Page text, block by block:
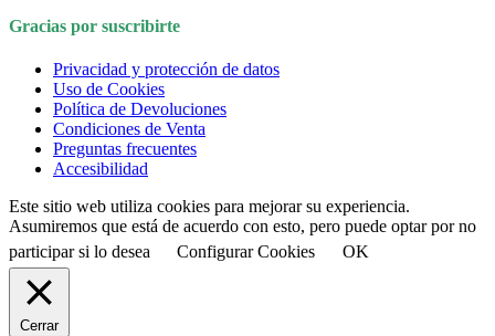
Gracias por suscribirte
Privacidad y protección de datos
Uso de Cookies
Política de Devoluciones
Condiciones de Venta
Preguntas frecuentes
Accesibilidad
Este sitio web utiliza cookies para mejorar su experiencia.
Asumiremos que está de acuerdo con esto, pero puede optar por no
participar si lo desea
Configurar Cookies OK
Cerrar